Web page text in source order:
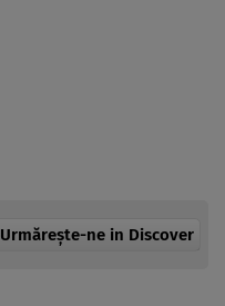
Urmărește-ne in Discover